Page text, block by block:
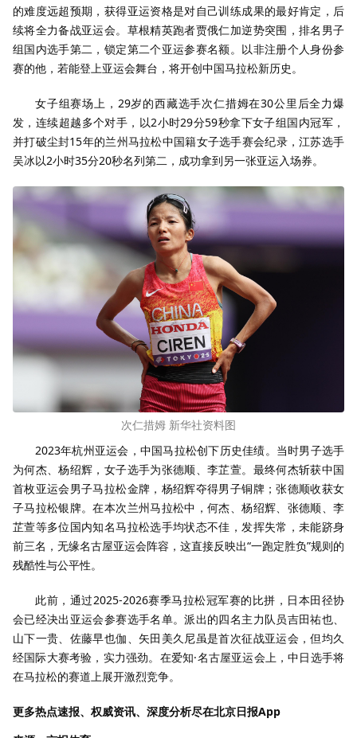
的难度远超预期，获得亚运资格是对自己训练成果的最好肯定，后
续将全力备战亚运会。草根精英跑者贾俄仁加逆势突围，排名男子
组国内选手第二，锁定第二个亚运参赛名额。以非注册个人身份参
赛的他，若能登上亚运会舞台，将开创中国马拉松新历史。
女子组赛场上，29岁的西藏选手次仁措姆在30公里后全力爆
发，连续超越多个对手，以2小时29分59秒拿下女子组国内冠军，
并打破尘封15年的兰州马拉松中国籍女子选手赛会纪录，江苏选手
吴冰以2小时35分20秒名列第二，成功拿到另一张亚运入场券。
次仁措姆 新华社资料图
2023年杭州亚运会，中国马拉松创下历史佳绩。当时男子选手
为何杰、杨绍辉，女子选手为张德顺、李芷萱。最终何杰斩获中国
首枚亚运会男子马拉松金牌，杨绍辉夺得男子铜牌；张德顺收获女
子马拉松银牌。在本次兰州马拉松中，何杰、杨绍辉、张德顺、李
芷萱等多位国内知名马拉松选手均状态不佳，发挥失常，未能跻身
前三名，无缘名古屋亚运会阵容，这直接反映出“一跑定胜负”规则的
残酷性与公平性。
此前，通过2025-2026赛季马拉松冠军赛的比拼，日本田径协
会已经决出亚运会参赛选手名单。派出的四名主力队员吉田祐也、
山下一贵、佐藤早也伽、矢田美久尼虽是首次征战亚运会，但均久
经国际大赛考验，实力强劲。在爱知·名古屋亚运会上，中日选手将
在马拉松的赛道上展开激烈竞争。
更多热点速报、权威资讯、深度分析尽在北京日报App